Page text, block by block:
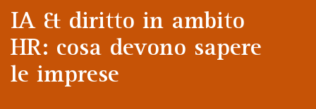
IA & diritto in ambito
HR: cosa devono sapere
le imprese